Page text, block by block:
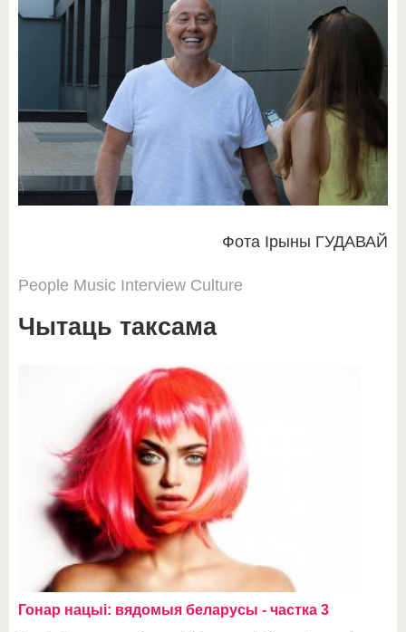
Фота Ірыны ГУДАВАЙ
People Music Interview Culture
Чытаць таксама
Гонар нацыі: вядомыя беларусы - частка 3